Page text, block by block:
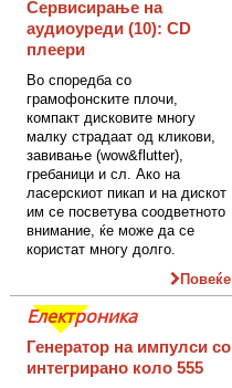
Сервисирање на
аудиоуреди (10): CD
плеери
Во споредба со
грамофонските плочи,
компакт дисковите многу
малку страдаат од кликови,
завивање (wow&flutter),
гребаници и сл. Ако на
ласерскиот пикап и на дискот
им се посветува соодветното
внимание, ќе може да се
користат многу долго.
Повеќе
Електроника
Генератор на импулси со
интегрирано коло 555